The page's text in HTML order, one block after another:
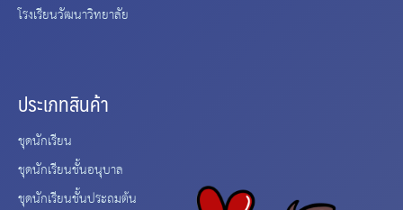
โรงเรียนวัฒนาวิทยาลัย
ประเภทสินค้า
ชุดนักเรียน
ชุดนักเรียนชั้นอนุบาล
ชุดนักเรียนชั้นประถมต้น